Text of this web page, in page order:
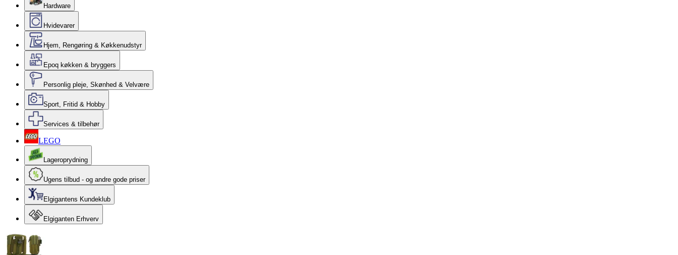
Hardware
Hvidevarer
Hjem, Rengøring & Køkkenudstyr
Epoq køkken & bryggers
Personlig pleje, Skønhed & Velvære
Sport, Fritid & Hobby
Services & tilbehør
LEGO
Lageroprydning
Ugens tilbud - og andre gode priser
Elgigantens Kundeklub
Elgiganten Erhverv